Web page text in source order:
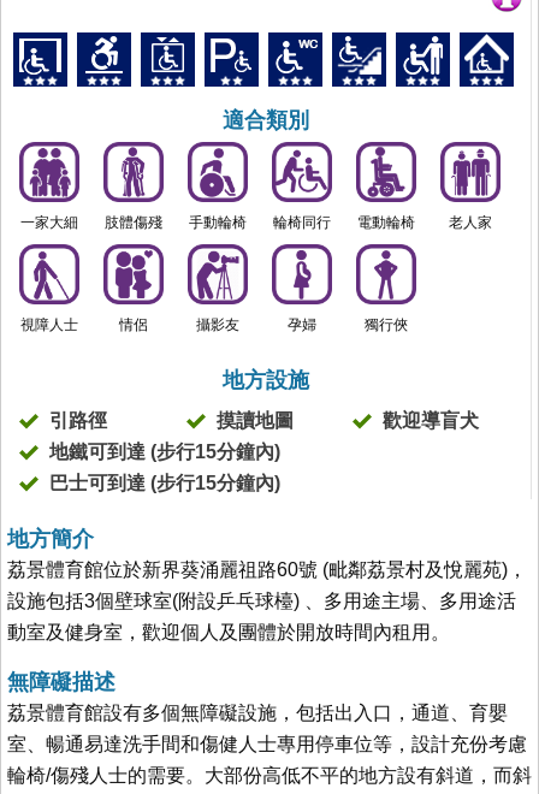
適合類別
一家大細 肢體傷殘 手動輪椅 輪椅同行 電動輪椅 老人家
視障人士 情侶 攝影友 孕婦 獨行俠
地方設施
引路徑 摸讀地圖
歡迎導盲犬
地鐵可到達 (步行15分鐘內)
巴士可到達 (步行15分鐘內)
地方簡介
荔景體育館位於新界葵涌麗祖路60號 (毗鄰荔景村及悅麗苑)，
設施包括3個壁球室(附設乒乓球檯) 、多用途主場、多用途活
動室及健身室，歡迎個人及團體於開放時間內租用。
無障礙描述
荔景體育館設有多個無障礙設施，包括出入口，通道、育嬰
室、暢通易達洗手間和傷健人士專用停車位等，設計充份考慮
輪椅/傷殘人士的需要。大部份高低不平的地方設有斜道，而斜